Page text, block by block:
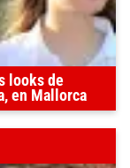
looks de
en Mallorca